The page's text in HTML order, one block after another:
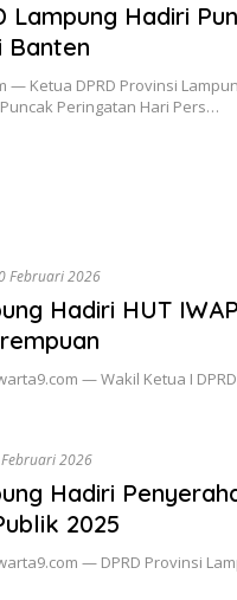
Lampung Hadiri
Banten
— Ketua DPRD Provinsi
Peringatan Hari Pers…
Februari 2026
Hadiri HUT
— Wakil Ketua I
2026
Hadiri
2025
— DPRD Provinsi